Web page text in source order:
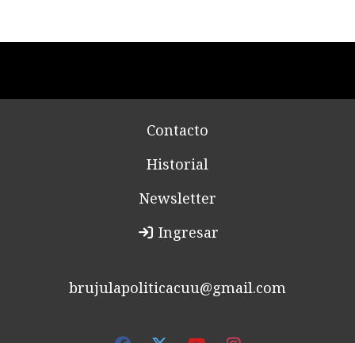
Contacto
Historial
Newsletter
Ingresar
brujulapoliticacuu@gmail.com